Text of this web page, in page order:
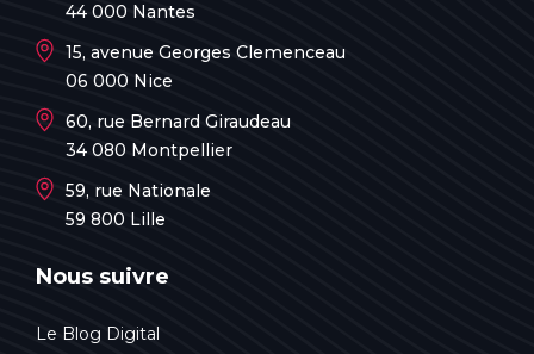
44 000 Nantes
15, avenue Georges Clemenceau
06 000 Nice
60, rue Bernard Giraudeau
34 080 Montpellier
59, rue Nationale
59 800 Lille
Nous suivre
Le Blog Digital